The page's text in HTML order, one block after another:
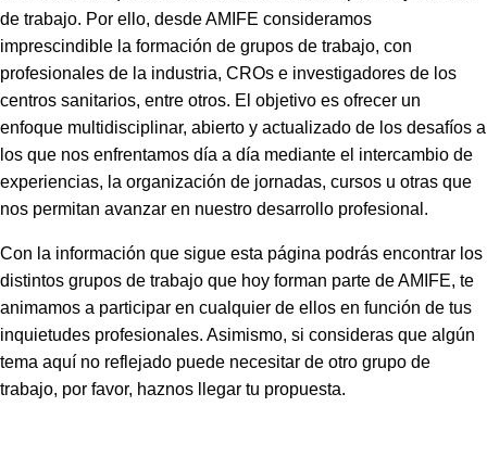
de trabajo. Por ello, desde AMIFE consideramos
imprescindible la formación de grupos de trabajo, con
profesionales de la industria, CROs e investigadores de los
centros sanitarios, entre otros. El objetivo es ofrecer un
enfoque multidisciplinar, abierto y actualizado de los desafíos a
los que nos enfrentamos día a día mediante el intercambio de
experiencias, la organización de jornadas, cursos u otras que
nos permitan avanzar en nuestro desarrollo profesional.
Con la información que sigue esta página podrás encontrar los
distintos grupos de trabajo que hoy forman parte de AMIFE, te
animamos a participar en cualquier de ellos en función de tus
inquietudes profesionales. Asimismo, si consideras que algún
tema aquí no reflejado puede necesitar de otro grupo de
trabajo, por favor, haznos llegar tu propuesta.